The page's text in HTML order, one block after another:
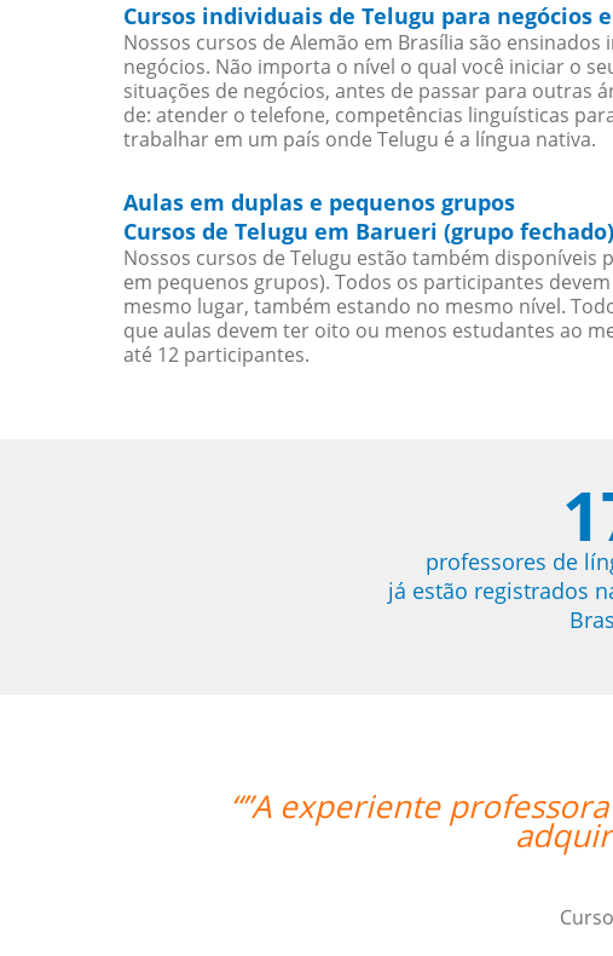
Cursos individuais de Telugu para negócios
Nossos cursos de Alemão em Brasília são
negócios. Não importa o nível o qual você iniciar o
situações de negócios, antes de passar para outras
de: atender o telefone, competências linguísticas
trabalhar em um país onde Telugu é a língua nativa.
Aulas em duplas e pequenos grupos
Cursos de Telugu em Barueri (grupo fechado)
Nossos cursos de Telugu estão também
em pequenos grupos). Todos os participantes
mesmo lugar, também estando no mesmo nível.
que aulas devem ter oito ou menos estudantes ao
até 12 participantes.
professores de
já estão registrados
Mei foi bastante didática e conseguiu
os primeiros passos de Chinês
de Chinês Mandarim em Barueri, Gestora de Inteligência de